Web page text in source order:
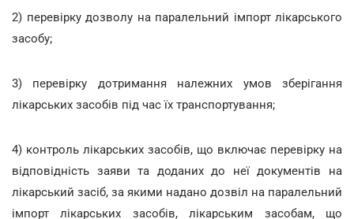
2) перевірку дозволу на паралельний імпорт лікарського
засобу;
3) перевірку дотримання належних умов зберігання
лікарських засобів під час їх транспортування;
4) контроль лікарських засобів, що включає перевірку на
відповідність заяви та доданих до неї документів на
лікарський засіб, за якими надано дозвіл на паралельний
імпорт лікарських засобів, лікарським засобам, що